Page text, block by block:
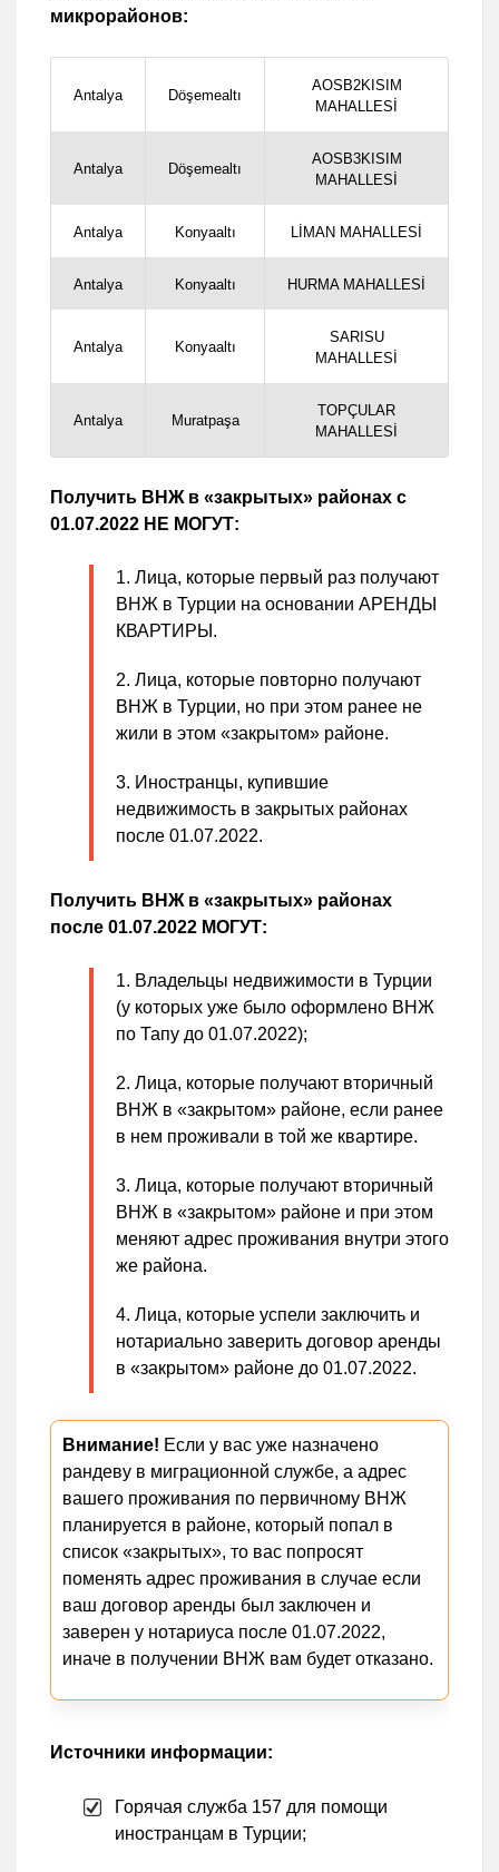
микрорайонов:
Antalya Döşemealtı
AOSB2KISIM
MAHALLESİ
Antalya Döşemealtı
AOSB3KISIM
MAHALLESİ
Antalya Konyaaltı LİMAN MAHALLESİ
Antalya Konyaaltı HURMA MAHALLESİ
Antalya Konyaaltı
SARISU
MAHALLESİ
Antalya Muratpaşa
TOPÇULAR
MAHALLESİ
Получить ВНЖ в «закрытых» районах с
01.07.2022 НЕ МОГУТ:
Лица, которые первый раз получают
ВНЖ в Турции на основании АРЕНДЫ
КВАРТИРЫ.
Лица, которые повторно получают
ВНЖ в Турции, но при этом ранее не
жили в этом «закрытом» районе.
Иностранцы, купившие
недвижимость в закрытых районах
после 01.07.2022.
Получить ВНЖ в «закрытых» районах
после 01.07.2022 МОГУТ:
Владельцы недвижимости в Турции
(у которых уже было оформлено ВНЖ
по Тапу до 01.07.2022);
Лица, которые получают вторичный
ВНЖ в «закрытом» районе, если ранее
в нем проживали в той же квартире.
Лица, которые получают вторичный
ВНЖ в «закрытом» районе и при этом
меняют адрес проживания внутри этого
же района.
Лица, которые успели заключить и
нотариально заверить договор аренды
в «закрытом» районе до 01.07.2022.
Внимание! Если у вас уже назначено
рандеву в миграционной службе, а адрес
вашего проживания по первичному ВНЖ
планируется в районе, который попал в
список «закрытых», то вас попросят
поменять адрес проживания в случае если
ваш договор аренды был заключен и
заверен у нотариуса после 01.07.2022,
иначе в получении ВНЖ вам будет отказано.
Источники информации:
Горячая служба 157 для помощи
иностранцам в Турции;